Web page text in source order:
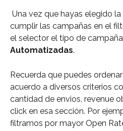
cumplir las campañas en el
el selector el tipo de campaña
Automatizadas.
Recuerda que puedes
acuerdo a diversos criterios
cantidad de envios, revenue
click en esa sección. Por
filtramos por mayor Open